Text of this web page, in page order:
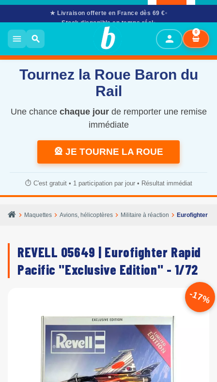
★ Livraison offerte en France dès 69 €
Stock disponible en temps réel
02 61 53 58 90
· Mar–Sam 10h–12h & 14h–17h30
menu search person
0
Tournez la Roue Baron du
Rail
Une chance chaque jourde remporter une remise
immédiate
🎡 JE TOURNE LA ROUE
⏱️ C'est gratuit • 1 participation par jour • Résultat immédiat
chevron_right Maquettes chevron_right Avions, hélicoptères chevron_right Militaire à réaction chevron_right Eurofighter
REVELL 05649 | Eurofighter Rapid
Pacific "Exclusive Edition" - 1/72
-17%